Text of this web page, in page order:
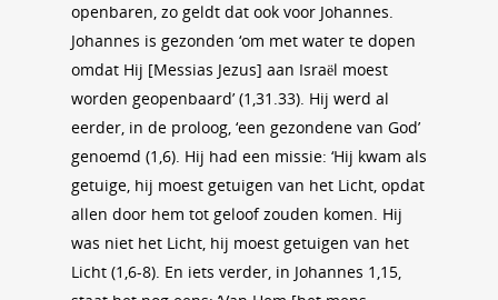
openbaren, zo geldt dat ook voor Johannes.
Johannes is gezonden ‘om met water te dopen
omdat Hij [Messias Jezus] aan Israël moest
worden geopenbaard’ (1,31.33). Hij werd al
eerder, in de proloog, ‘een gezondene van God’
genoemd (1,6). Hij had een missie: ‘Hij kwam als
getuige, hij moest getuigen van het Licht, opdat
allen door hem tot geloof zouden komen. Hij
was niet het Licht, hij moest getuigen van het
Licht (1,6-8). En iets verder, in Johannes 1,15,